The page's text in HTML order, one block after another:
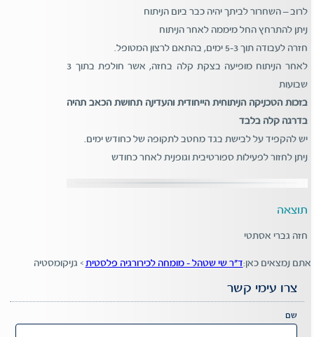
לרוב – השחרור לביתך יהיה כבר ביום הניתוח
ניתן להתרחץ החל מיממה לאחר הניתוח
חזרה לעבודה תוך 5-3 ימים, בהתאם לרצון המטופל.
לאחר הניתוח מופיעה בצקת קלה בחזה, אשר חולפת בתוך 3
שבועות
בזכות הטכניקה הניתוחית הייחודית והעדינה תחושת הכאב תהיה
בדרגה קלה בלבד
יש להקפיד על לבישת בגד מחטב לתקופה של כחודש ימים.
ניתן לחזור לפעילות ספורטיבית וגופנית לאחר כחודש
תוצאה
חזה גברי אסתטי
אתם נמצאים כאן:ד"ר שי שטהל - מומחה לכירורגיה פלסטית > גניקומסטיה
צרו עימי קשר
Please
שם